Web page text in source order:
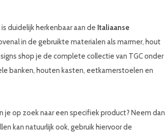
duidelijk herkenbaar aan de Italiaanse
in de gebruikte materialen als marmer, hout
shop je de complete collectie van TGC onder
banken, houten kasten, eetkamerstoelen en
op zoek naar een specifiek product? Neem dan
kan natuurlijk ook, gebruik hiervoor de